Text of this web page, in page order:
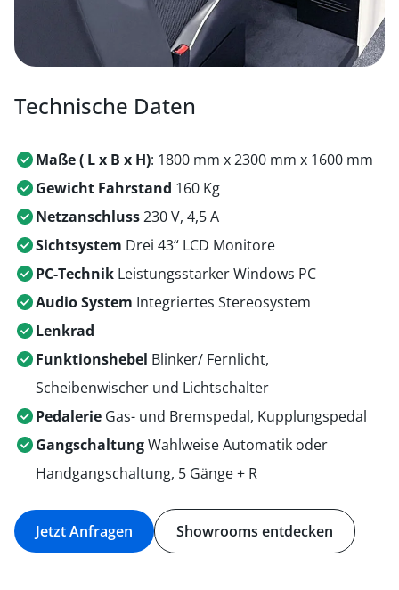
Technische Daten
Maße ( L x B x H): 1800 mm x 2300 mm x 1600 mm
Gewicht Fahrstand 160 Kg
Netzanschluss230 V, 4,5 A
Sichtsystem Drei 43“ LCD Monitore
PC-Technik Leistungsstarker Windows PC
Audio System Integriertes Stereosystem
Lenkrad
Funktionshebel Blinker/ Fernlicht,
Scheibenwischer und Lichtschalter
Pedalerie Gas- und Bremspedal, Kupplungspedal
GangschaltungWahlweise Automatik oder
Handgangschaltung, 5 Gänge + R
Jetzt Anfragen Showrooms entdecken